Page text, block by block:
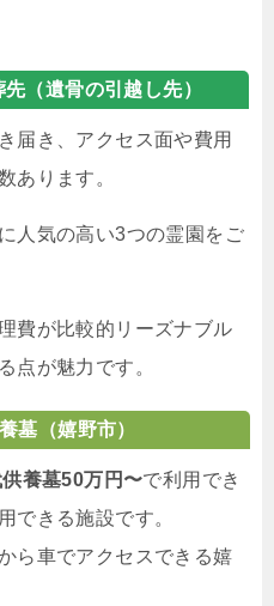
（遺骨の引越し先）
届き、アクセス面や費用
あります。
人気の高い3つの霊園をご
費が比較的リーズナブル
点が魅力です。
墓（嬉野市）
養墓50万円〜で利用でき
できる施設です。
ら車でアクセスできる嬉